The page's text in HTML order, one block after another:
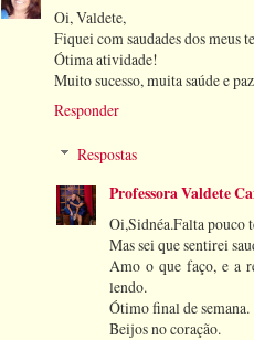
Oi, Valdete,
Fiquei com saudades dos meus
Ótima atividade!
Muito sucesso, muita saúde e
Responder
Respostas
Professora Valdete
Oi,Sidnéa.Falta pouco
Mas sei que sentirei
Amo o que faço, e a
lendo.
Ótimo final de semana.
Beijos no coração.